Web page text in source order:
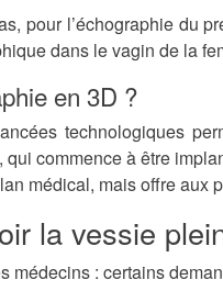
pour l’échographie du
dans le vagin de la
en 3D ?
technologiques
qui commence à être
médical, mais offre
la vessie
médecins : certains